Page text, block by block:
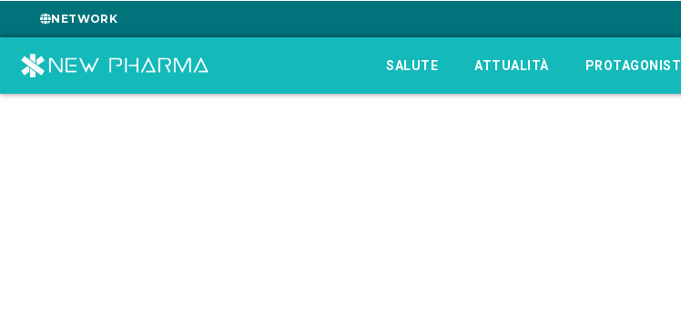
NETWORK
SALUTE ATTUALITÀ PROTAGONISTI